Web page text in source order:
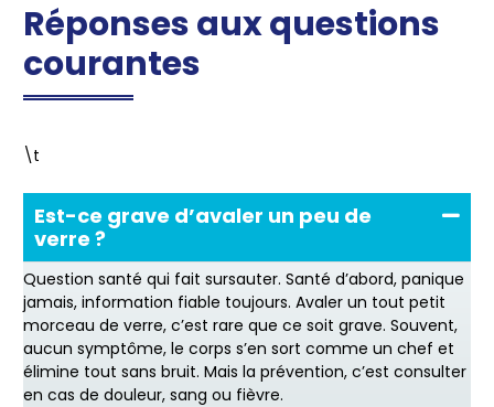
Réponses aux questions
courantes
\t
Est-ce grave d’avaler un peu de
verre ?
Question santé qui fait sursauter. Santé d’abord, panique
jamais, information fiable toujours. Avaler un tout petit
morceau de verre, c’est rare que ce soit grave. Souvent,
aucun symptôme, le corps s’en sort comme un chef et
élimine tout sans bruit. Mais la prévention, c’est consulter
en cas de douleur, sang ou fièvre.